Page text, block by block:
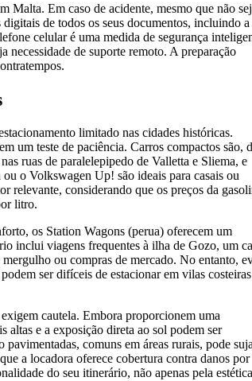
Malta. Em caso de acidente, mesmo que não
de todos os seus documentos, incluindo a
celular é uma medida de segurança
necessidade de suporte remoto. A preparação
limitado nas cidades históricas.
um teste de paciência. Carros compactos são,
ruas de paralelepipedo de Valletta e Sliema, e
o Volkswagen Up! são ideais para casais ou
relevante, considerando que os preços da
litro.
os Station Wagons (perua) oferecem um
inclui viagens frequentes à ilha de Gozo, um
ou compras de mercado. No entanto,
ser difíceis de estacionar em vilas costeiras
cautela. Embora proporcionem uma
e a exposição direta ao sol podem ser
comuns em áreas rurais, pode
a locadora oferece cobertura contra danos por
do seu itinerário, não apenas pela